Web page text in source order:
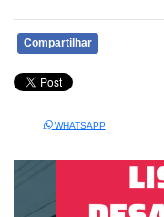
Compartilhar
WHATSAPP